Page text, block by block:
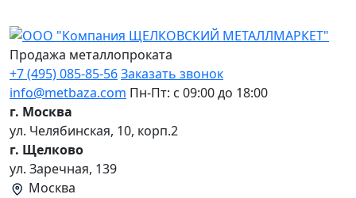
Продажа металлопроката
+7 (495) 085-85-56Заказать звонок
info@metbaza.com Пн-Пт: с 09:00 до 18:00
г. Москва
ул. Челябинская, 10, корп.2
г. Щелково
ул. Заречная, 139
Москва